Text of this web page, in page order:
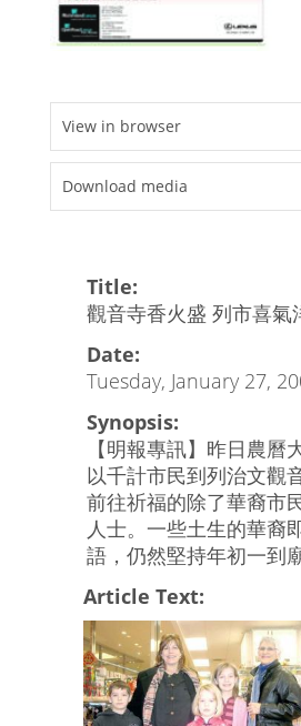
View in browser
Download media
Title:
觀音寺香火盛 列市喜氣
Date:
Tuesday, January 27,
Synopsis:
【明報專訊】昨日農曆
以千計市民到列治文觀
前往祈福的除了華裔市
人士。一些土生的華裔
語，仍然堅持年初一到
Article Text: